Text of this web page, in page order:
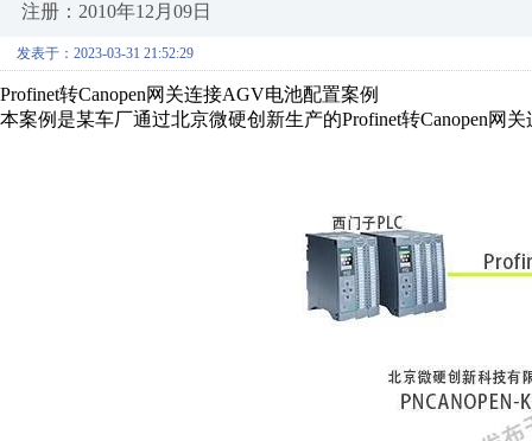
注册：2010年12月09日
发表于：2023-03-31 21:52:29
Profinet转Canopen网关连接AGV电池配置案例
本案例是某车厂通过北京微硬创新生产的Profinet转Canopen网关